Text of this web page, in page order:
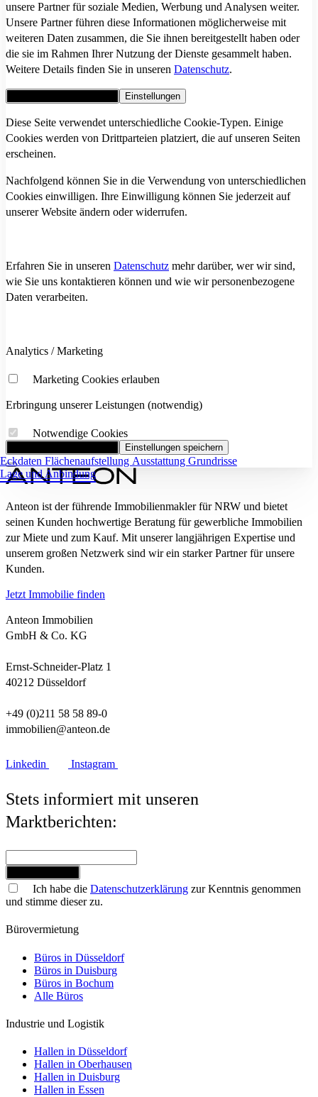
Eckdaten Flächenaufstellung Ausstattung Grundrisse
Lage und Anbindung
unsere Partner für soziale Medien, Werbung und Analysen weiter.
Unsere Partner führen diese Informationen möglicherweise mit
weiteren Daten zusammen, die Sie ihnen bereitgestellt haben oder
die sie im Rahmen Ihrer Nutzung der Dienste gesammelt haben.
Weitere Details finden Sie in unseren Datenschutz.
Einstellungen
Diese Seite verwendet unterschiedliche Cookie-Typen. Einige
Cookies werden von Drittparteien platziert, die auf unseren Seiten
erscheinen.
Nachfolgend können Sie in die Verwendung von unterschiedlichen
Cookies einwilligen. Ihre Einwilligung können Sie jederzeit auf
unserer Website ändern oder widerrufen.
Erfahren Sie in unseren Datenschutz mehr darüber, wer wir sind,
wie Sie uns kontaktieren können und wie wir personenbezogene
Daten verarbeiten.
Analytics / Marketing
Marketing Cookies erlauben
Erbringung unserer Leistungen (notwendig)
Notwendige Cookies
Einstellungen speichern
Anteon ist der führende Immobilienmakler für NRW und bietet
seinen Kunden hochwertige Beratung für gewerbliche Immobilien
zur Miete und zum Kauf. Mit unserer langjährigen Expertise und
unserem großen Netzwerk sind wir ein starker Partner für unsere
Kunden.
Jetzt Immobilie finden
Anteon Immobilien
GmbH & Co. KG
Ernst-Schneider-Platz 1
40212 Düsseldorf
+49 (0)211 58 58 89-0
immobilien@anteon.de
Linkedin Instagram
Stets informiert mit unseren
Marktberichten:
Ich habe die Datenschutzerklärung zur Kenntnis genommen
und stimme dieser zu.
Bürovermietung
Büros in Düsseldorf
Büros in Duisburg
Büros in Bochum
Alle Büros
Industrie und Logistik
Hallen in Düsseldorf
Hallen in Oberhausen
Hallen in Duisburg
Hallen in Essen